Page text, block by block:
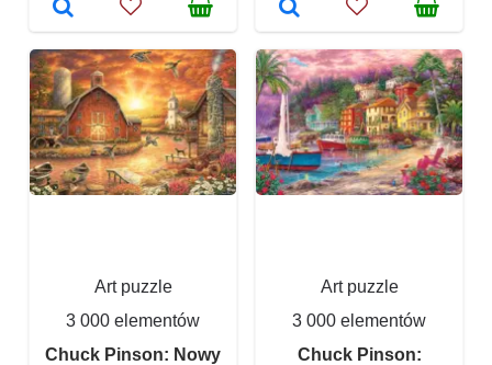
Art puzzle
3 000 elementów
Chuck Pinson: Nowy
Art puzzle
3 000 elementów
Chuck Pinson: